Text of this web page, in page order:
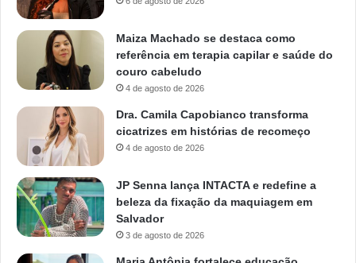
Maiza Machado se destaca como
referência em terapia capilar e saúde do
couro cabeludo
4 de agosto de 2026
Dra. Camila Capobianco transforma
cicatrizes em histórias de recomeço
4 de agosto de 2026
JP Senna lança INTACTA e redefine a
beleza da fixação da maquiagem em
Salvador
3 de agosto de 2026